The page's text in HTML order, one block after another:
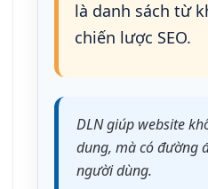
là danh sách từ
chiến lược SEO.
DLN giúp website
dung, mà có đường
người dùng.